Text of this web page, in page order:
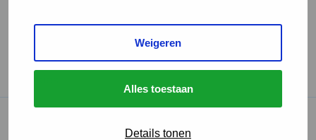
Weigeren
Alles toestaan
Details tonen
GGD Reisvaccinaties